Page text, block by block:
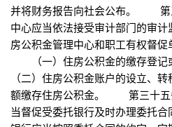
并将财务报告向社会公布。 第
中心应当依法接受审计部门的
房公积金管理中心和职工有权督促
（一）住房公积金的缴存登
（二）住房公积金账户的设立
额缴存住房公积金。 第三十五
当督促受委托银行及时办理委